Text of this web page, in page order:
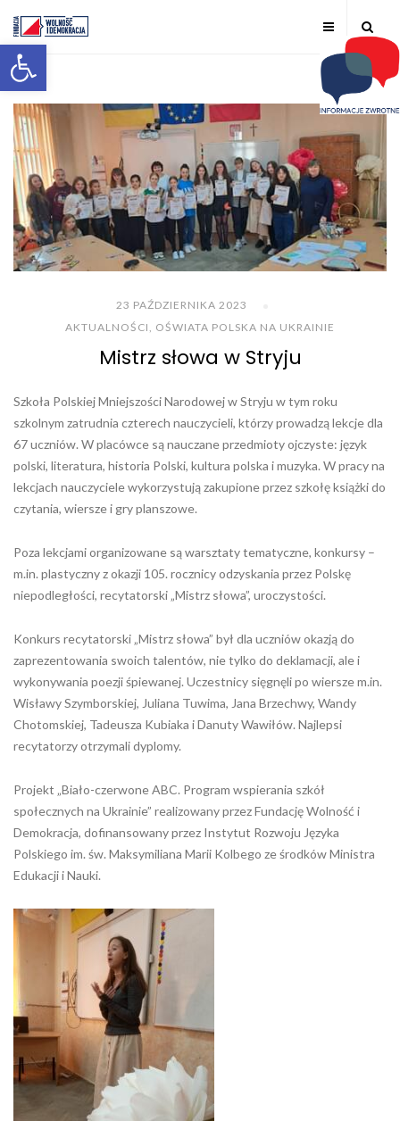
Otwórz pasek narzędzi
23 PAŹDZIERNIKA 2023
AKTUALNOŚCI, OŚWIATA POLSKA NA UKRAINIE
Mistrz słowa w Stryju
Szkoła Polskiej Mniejszości Narodowej w Stryju w tym roku
szkolnym zatrudnia czterech nauczycieli, którzy prowadzą lekcje dla
67 uczniów. W placówce są nauczane przedmioty ojczyste: język
polski, literatura, historia Polski, kultura polska i muzyka. W pracy na
lekcjach nauczyciele wykorzystują zakupione przez szkołę książki do
czytania, wiersze i gry planszowe.
Poza lekcjami organizowane są warsztaty tematyczne, konkursy –
m.in. plastyczny z okazji 105. rocznicy odzyskania przez Polskę
niepodległości, recytatorski „Mistrz słowa”, uroczystości.
Konkurs recytatorski „Mistrz słowa” był dla uczniów okazją do
zaprezentowania swoich talentów, nie tylko do deklamacji, ale i
wykonywania poezji śpiewanej. Uczestnicy sięgnęli po wiersze m.in.
Wisławy Szymborskiej, Juliana Tuwima, Jana Brzechwy, Wandy
Chotomskiej, Tadeusza Kubiaka i Danuty Wawiłów. Najlepsi
recytatorzy otrzymali dyplomy.
Projekt „Biało-czerwone ABC. Program wspierania szkół
społecznych na Ukrainie” realizowany przez Fundację Wolność i
Demokracja, dofinansowany przez Instytut Rozwoju Języka
Polskiego im. św. Maksymiliana Marii Kolbego ze środków Ministra
Edukacji i Nauki.